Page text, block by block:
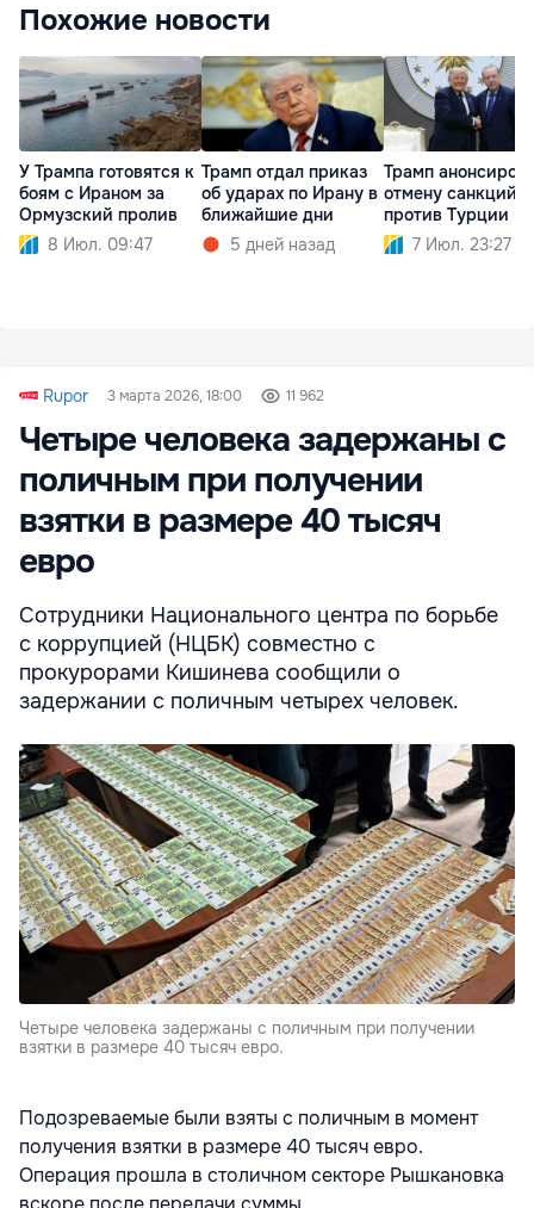
Похожие новости
У Трампа готовятся к
боям с Ираном за
Ормузский пролив
8 Июл. 09:47
Трамп отдал приказ
об ударах по Ирану в
ближайшие дни
5 дней назад
Трамп
отмену санкций
против Турции
7 Июл. 23:27
Rupor 3 марта 2026, 18:00 11 962
Четыре человека задержаны с
поличным при получении
взятки в размере 40 тысяч
евро
Сотрудники Национального центра по борьбе
с коррупцией (НЦБК) совместно с
прокурорами Кишинева сообщили о
задержании с поличным четырех человек.
Четыре человека задержаны с поличным при получении
взятки в размере 40 тысяч евро.
Подозреваемые были взяты с поличным в момент
получения взятки в размере 40 тысяч евро.
Операция прошла в столичном секторе Рышкановка